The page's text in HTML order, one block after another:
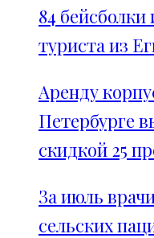
84
туриста из
Аренду
Петербурге
скидкой 25
За июль
сельских